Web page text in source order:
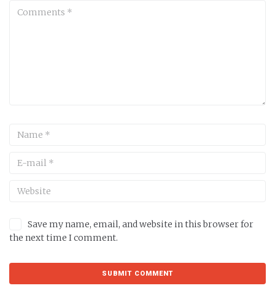
Save my name, email, and website in this browser for
the next time I comment.